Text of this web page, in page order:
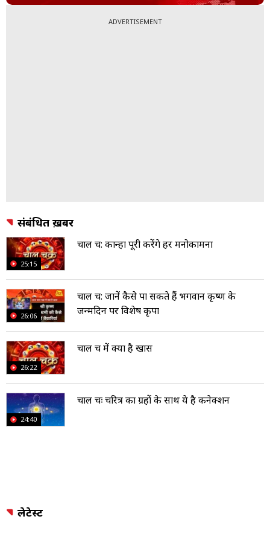
ADVERTISEMENT
संबंधित ख़बरें
25:15
चाल चक्र: कान्हा पूरी करेंगे हर मनोकामना
26:06
चाल चक्र: जानें कैसे पा सकते हैं भगवान कृष्ण के
जन्मदिन पर विशेष कृपा
26:22
चाल चक्र में क्‍या है खास
24:40
चाल चक्रः चरित्र का ग्रहों के साथ ये है कनेक्शन
लेटेस्ट